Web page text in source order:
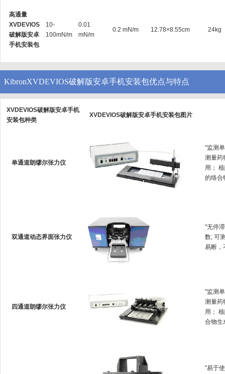
高通量
XVDEVIOS
破解版安卓
手机安装包
10-
100mN/m
0.01
mN/m
0.2 mN/m 12.78×8.55cm 24kg
KibronXVDEVIOS破解版安卓手机安装包优点与特点
XVDEVIOS破解版安卓手机
安装包种类
XVDEVIOS破解版安卓手机安装包图片
单通道朗缪尔张力仪
"监测单
测量药
用
的络合
双通道动态界面张力仪
"无停
数; 可
易断
四通道朗缪尔张力仪
"监测单
测量药
用
合物生成
"易于使